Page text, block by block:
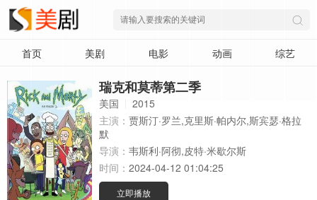
首页 美剧 电影 动画 综艺
瑞克和莫蒂第二季
美国
2015
主演： 贾斯汀·罗兰,克里斯·帕内尔,斯宾瑟·格拉
默
导演： 韦斯利·阿彻,皮特·米歇尔斯
时间： 2024-04-12 01:04:25
立即播放